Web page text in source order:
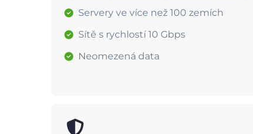
Servery ve více než 100 zemích
Sítě s rychlostí 10 Gbps
Neomezená data